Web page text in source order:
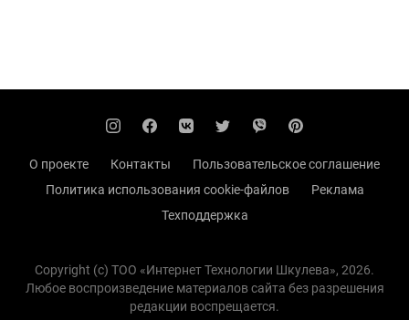
О проекте Контакты
Пользовательское соглашение
Политика использования cookie-файлов
Реклама
Техподдержка
Copyright (с) TOO «Интернет Технологии Шкулева», 2026.
Любое воспроизведение материалов сайта без разрешения
редакции воспрещается.